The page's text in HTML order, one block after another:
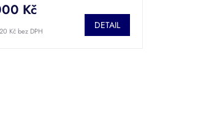
Kč bez DPH
Kč
DETAIL